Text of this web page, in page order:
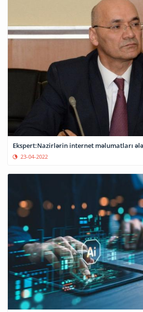
Ekspert:Nazirlərin internet məlumatları
23-04-2022